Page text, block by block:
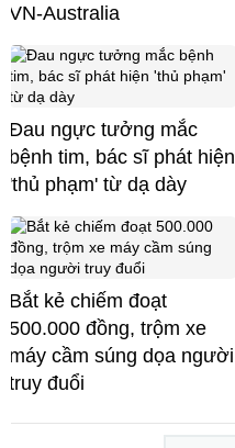
VN-Australia
Đau ngực tưởng mắc
bệnh tim, bác sĩ phát hiện
'thủ phạm' từ dạ dày
Bắt kẻ chiếm đoạt
500.000 đồng, trộm xe
máy cầm súng dọa người
truy đuổi